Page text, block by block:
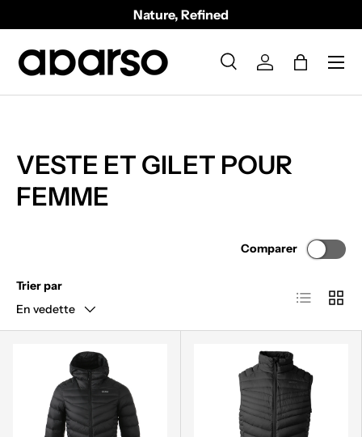
ALLER AU CONTENU
Nature, Refined
Recherche
Type de produit
RechercheSe connecter
Panier
Menu
VESTE ET GILET POUR
FEMME
Trier par
En vedette
Comparer
Liste Grille